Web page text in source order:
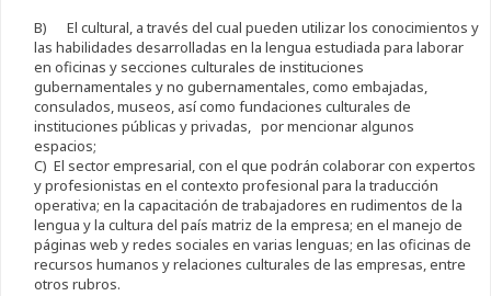
B) El cultural, a través del cual pueden utilizar los conocimientos y
las habilidades desarrolladas en la lengua estudiada para laborar
en oficinas y secciones culturales de instituciones
gubernamentales y no gubernamentales, como embajadas,
consulados, museos, así como fundaciones culturales de
instituciones públicas y privadas, por mencionar algunos
espacios;
C) El sector empresarial, con el que podrán colaborar con expertos
y profesionistas en el contexto profesional para la traducción
operativa; en la capacitación de trabajadores en rudimentos de la
lengua y la cultura del país matriz de la empresa; en el manejo de
páginas web y redes sociales en varias lenguas; en las oficinas de
recursos humanos y relaciones culturales de las empresas, entre
otros rubros.